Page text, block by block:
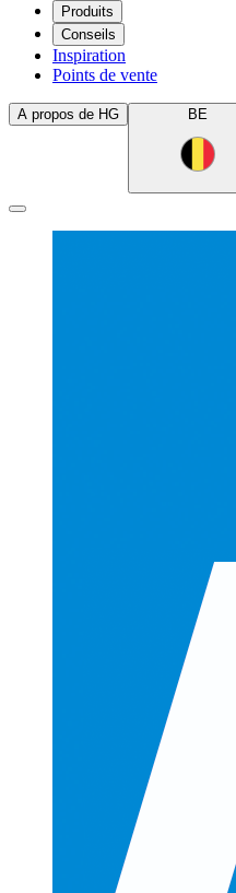
Produits
Conseils
Inspiration
Points de vente
A propos de HG BE